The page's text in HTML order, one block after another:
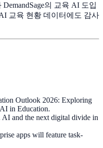
의 교육 AI 도입
교육 현황 데이터에도 감사
Outlook 2026: Exploring
in Education.
and the next digital divide in
apps will feature task-